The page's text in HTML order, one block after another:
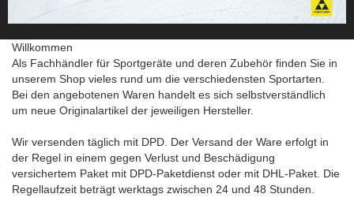
Willkommen
Als Fachhändler für Sportgeräte und deren Zubehör finden Sie in
unserem Shop vieles rund um die verschiedensten Sportarten.
Bei den angebotenen Waren handelt es sich selbstverständlich
um neue Originalartikel der jeweiligen Hersteller.
Wir versenden täglich mit DPD. Der Versand der Ware erfolgt in
der Regel in einem gegen Verlust und Beschädigung
versichertem Paket mit DPD-Paketdienst oder mit DHL-Paket. Die
Regellaufzeit beträgt werktags zwischen 24 und 48 Stunden.